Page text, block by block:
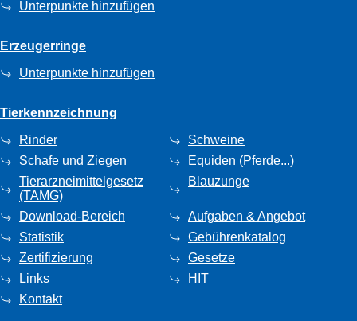
Unterpunkte hinzufügen
Erzeugerringe
Unterpunkte hinzufügen
Tierkennzeichnung
Rinder
Schweine
Schafe und Ziegen
Equiden (Pferde...)
Tierarzneimittelgesetz
(TAMG)
Blauzunge
Download-Bereich
Aufgaben & Angebot
Statistik
Gebührenkatalog
Zertifizierung
Gesetze
Links
HIT
Kontakt